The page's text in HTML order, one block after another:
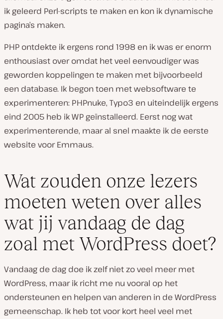
ik geleerd Perl-scripts te maken en kon ik dynamische
pagina’s maken.
PHP ontdekte ik ergens rond 1998 en ik was er enorm
enthousiast over omdat het veel eenvoudiger was
geworden koppelingen te maken met bijvoorbeeld
een database. Ik begon toen met websoftware te
experimenteren: PHPnuke, Typo3 en uiteindelijk ergens
eind 2005 heb ik WP geïnstalleerd. Eerst nog wat
experimenterende, maar al snel maakte ik de eerste
website voor Emmaus.
Wat zouden onze lezers
moeten weten over alles
wat jij vandaag de dag
zoal met WordPress doet?
Vandaag de dag doe ik zelf niet zo veel meer met
WordPress, maar ik richt me nu vooral op het
ondersteunen en helpen van anderen in de WordPress
gemeenschap. Ik heb tot voor kort heel veel met